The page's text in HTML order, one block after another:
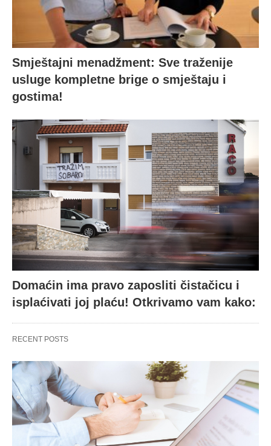
Smještajni menadžment: Sve traženije
usluge kompletne brige o smještaju i
gostima!
Domaćin ima pravo zaposliti čistačicu i
isplaćivati joj plaću! Otkrivamo vam kako:
RECENT POSTS